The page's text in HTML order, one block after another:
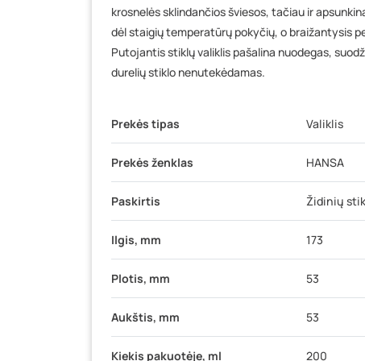
krosnelės sklindančios šviesos, tačiau ir
dėl staigių temperatūrų pokyčių, o braižantysis
Putojantis stiklų valiklis pašalina nuodegas,
durelių stiklo nenutekėdamas.
Prekės tipas Valiklis
Prekės ženklas HANSA
Paskirtis Židinių
Ilgis, mm 173
Plotis, mm 53
Aukštis, mm 53
Kiekis pakuotėje, ml 200